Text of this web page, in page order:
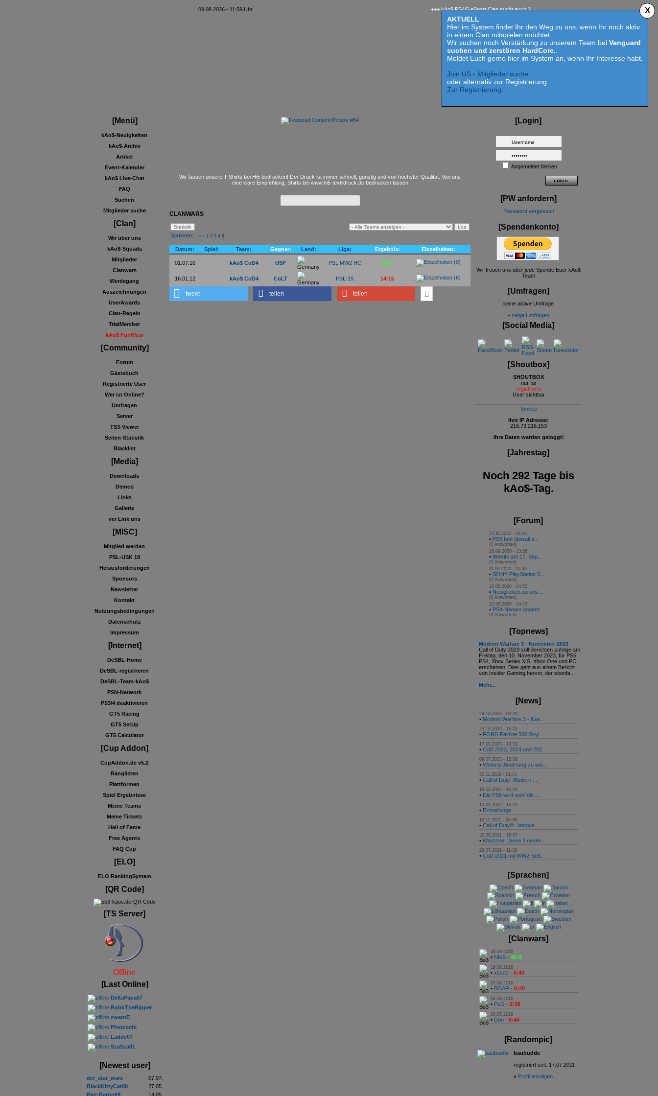
AKTUELL
Hier im System findet Ihr den Weg zu uns, wenn Ihr noch aktiv
in einem Clan mitspielen möchtet.
Wir suchen noch Verstärkung zu unserem Team bei Vanguard
suchen und zerstören HardCore.
Meldet Euch gerne hier im System an, wenn Ihr Interesse habt.
Join US - Mitglieder suche
oder alternativ zur Registrierung:
Zur Registrierung.
X
09.08.2026 - 11:59 Uhr +++ kAo$ PS4/5 eSport Clan sucht auch 2023 Competition aktive Mitspieler für Call of Duty MW 2 -
[Menü]
kAo$-Neuigkeiten
kAo$-Archiv
Artikel
Event-Kalender
kAo$ Live-Chat
FAQ
Suchen
Mitglieder suche
[Clan]
Wir über uns
kAo$-Squads
Mitglieder
Clanwars
Werdegang
Auszeichnungen
UserAwards
Clan-Regeln
TrialMember
kAo$ FunWear
[Community]
Forum
Gästebuch
Registrierte User
Wer ist Online?
Umfragen
Server
TS3-Viewer
Seiten-Statistik
Blacklist
[Media]
Downloads
Demos
Links
Gallerie
ver Link uns
[MISC]
Mitglied werden
PSL-USK 18
Herausforderungen
Sponsors
Newsletter
Kontakt
Nutzungsbedingungen
Datenschutz
Impressum
[Internet]
DeSBL-Home
DeSBL-registrieren
DeSBL-Team-kAo$
PSN-Network
PS3/4 deaktivieren
GT5 Racing
GT5 SetUp
GT5 Calculator
[Cup Addon]
CupAddon.de v5.2
Ranglisten
Plattformen
Spiel Ergebnisse
Meine Teams
Meine Tickets
Hall of Fame
Free Agents
FAQ Cup
[ELO]
ELO RankingSystem
[QR Code]
[TS Server]
Offline
[Last Online]
DeltaPapa07
RobbTheRipper
zwantE
Pfretzschi
Ladde07
SzaSza81
[Newest user]
der_star_wars
07.07.
BlackKittyCat89
27.05.
Bier-Baron69
14.05.
Wir lassen unsere T-Shirts bei Hi5 bedrucken! Der Druck ist immer schnell, günstig und von höchster Qualität. Von uns
eine klare Empfehlung, Shirts bei www.hi5-textildruck.de bedrucken lassen
CLANWARS
Sortieren: « ‹ 1 2 3 4 5
Datum: Spiel: Team: Gegner: Land: Liga: Ergebnis: Einzelheiten:
01.07.10 kAo$ CoD4 USF PSL MW2 HC 16:1 (0)
16.01.12 kAo$ CoD4 CoLT PSL-19 14:15 (6)
tweet teilen teilen
[Login]
Angemeldet bleiben
[PW anfordern]
Password vergessen
[Spendenkonto]
Wir freuen uns über jede Spende Euer kAo$
Team
[Umfragen]
keine aktive Umfrage
• zeige Umfragen
[Social Media]
[Shoutbox]
SHOUTBOX
nur für
registrierte
User sichtbar
Smilies
Ihre IP Adresse:
216.73.216.153
Ihre Daten werden geloggt!
[Jahrestag]
Noch 292 Tage bis
kAo$-Tag.
[Forum]
25.11.2020 - 19:04
• PS5 fast überall a...
(0 Antworten)
18.09.2020 - 13:26
• Bereits am 17. Sep...
(0 Antworten)
11.06.2020 - 15:36
• SONY PlayStation 5...
(0 Antworten)
22.05.2020 - 14:52
• Neuigkeiten zu uns...
(0 Antworten)
22.05.2020 - 14:43
• PS4-Namen ändern: ...
(0 Antworten)
[Topnews]
Modern Warfare 3 - November 2023
Call of Duty 2023 soll Berichten zufolge am
Freitag, den 10. November 2023, für PS5,
PS4, Xbox Series X|S, Xbox One und PC
erscheinen. Dies geht aus einem Bericht
von Insider Gaming hervor, der ebenfa...
Mehr...
[News]
24.10.2023 - 03:29
• Modern Warfare 3 - Nov...
23.10.2023 - 16:22
• FORD Fairline 500 Skyl...
17.09.2023 - 12:31
• CoD 2023, 2024 und 202...
09.07.2023 - 12:06
• Website Änderung zu ww...
30.11.2022 - 21:41
• Call of Duty: Modern ...
18.04.2022 - 10:01
• Die PS6 wird wohl die ...
10.01.2022 - 16:01
• Einstellunge
19.11.2021 - 20:38
• Call of Duty®: Vangua...
30.09.2021 - 15:07
• Warzone: Diese 3 neuen...
26.07.2021 - 11:38
• CoD 2021 mit WW2-Sett...
[Sprachen]
[Clanwars]
30.09.2016
• NIeS - 40:0
19.08.2016
• xGeG - 0:40
12.08.2016
• BOAR - 0:40
04.08.2016
• PzG - 2:38
28.07.2016
• Don - 0:40
[Randompic]
baubudde
registriert seit: 17.07.2011
» Profil anzeigen